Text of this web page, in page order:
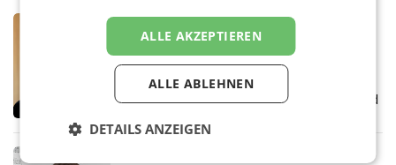
Halbjahresbilanz cine.ma:
Österreichs Kinos verzeichnen
400.000 Besucher mehr
Das österreichische Kino setzt seinen
positiven Wachstumskurs fort. Mit einer rund
höheren Nettoreichweite im ersten Halbjahr
ALLE AKZEPTIEREN
ALLE ABLEHNEN
DETAILS ANZEIGEN